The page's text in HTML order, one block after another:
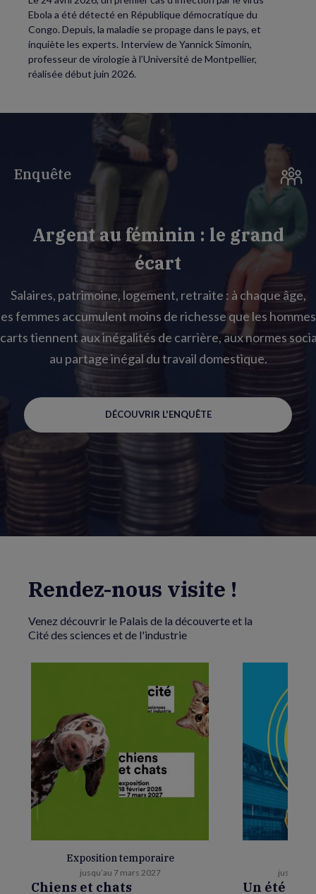
Ebola a été détecté en République démocratique du
Congo. Depuis, la maladie se propage dans le pays, et
inquiète les experts. Interview de Yannick Simonin,
professeur de virologie à l’Université de Montpellier,
réalisée début juin 2026.
Enquête
Argent au féminin : le grand
écart
Salaires, patrimoine, logement, retraite : à chaque âge,
femmes accumulent moins de richesse que les
tiennent aux inégalités de carrière, aux normes
au partage inégal du travail domestique.
DÉCOUVRIR L'ENQUÊTE
Rendez-nous visite !
Venez découvrir le Palais de la découverte et la
Cité des sciences et de l'industrie
Exposition temporaire
jusqu’au 7 mars 2027
Chiens et chats
jusqu’au
Un été